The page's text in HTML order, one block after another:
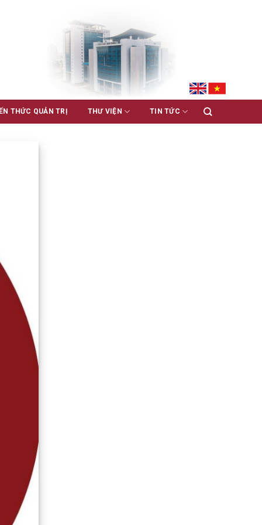
THỨC QUẢN TRỊ THƯ VIỆN TIN TỨC